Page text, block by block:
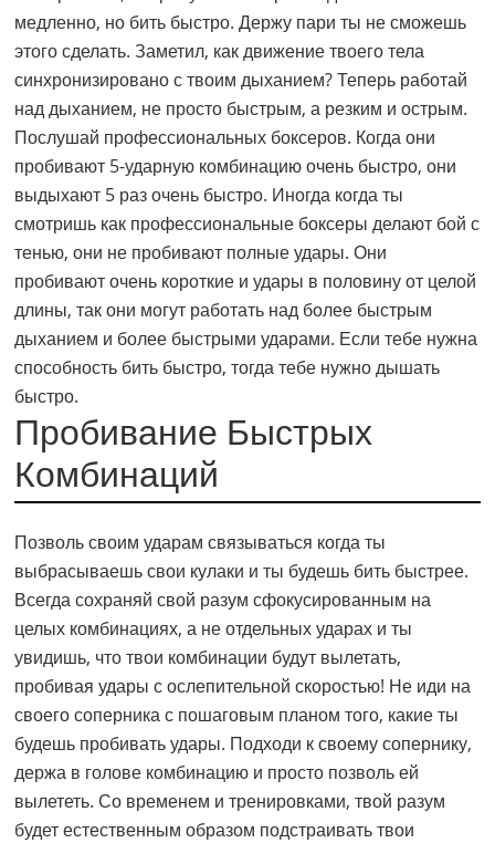
медленно, но бить быстро. Держу пари ты не сможешь
этого сделать. Заметил, как движение твоего тела
синхронизировано с твоим дыханием? Теперь работай
над дыханием, не просто быстрым, а резким и острым.
Послушай профессиональных боксеров. Когда они
пробивают 5-ударную комбинацию очень быстро, они
выдыхают 5 раз очень быстро. Иногда когда ты
смотришь как профессиональные боксеры делают бой с
тенью, они не пробивают полные удары. Они
пробивают очень короткие и удары в половину от целой
длины, так они могут работать над более быстрым
дыханием и более быстрыми ударами. Если тебе нужна
способность бить быстро, тогда тебе нужно дышать
быстро.
Пробивание Быстрых
Комбинаций
Позволь своим ударам связываться когда ты
выбрасываешь свои кулаки и ты будешь бить быстрее.
Всегда сохраняй свой разум сфокусированным на
целых комбинациях, а не отдельных ударах и ты
увидишь, что твои комбинации будут вылетать,
пробивая удары с ослепительной скоростью! Не иди на
своего соперника с пошаговым планом того, какие ты
будешь пробивать удары. Подходи к своему сопернику,
держа в голове комбинацию и просто позволь ей
вылететь. Со временем и тренировками, твой разум
будет естественным образом подстраивать твои